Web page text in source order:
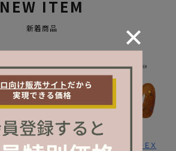
NEW ITEM
新着商品
カラーＥＸ／サンセット
プリジェル カラーＥＸ